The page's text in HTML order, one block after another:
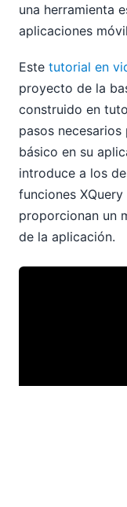
una herramienta
aplicaciones
Este tutorial en
proyecto de la
construido en
pasos
básico en su
introduce a los
funciones
proporcionan un
de la aplicación.